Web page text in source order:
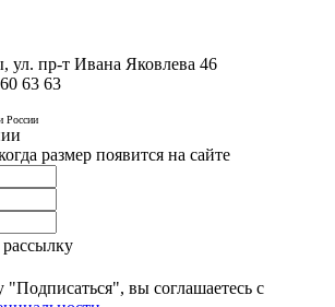
ул. пр-т Ивана Яковлева 46
63 63
России
размер появится на сайте
вы соглашаетесь с